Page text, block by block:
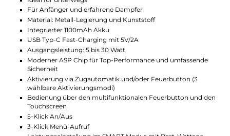
Einfache Bedienung mit Touchscreen
Mit dem großen und bunten Touchscreen steuerst du
das Pixo Kit ganz einfach. Wische und tippe, um
Leistung, Luftstrom oder Display Einstellungen
schnell zu ändern. Der Feuerbutton arbeitet dabei
präzise und regiert sofort. So hast du volle Kontrolle
ohne komplizierte Schritte. Auch wenn du neu bist.
Dein Geschmack – Deine Wahl